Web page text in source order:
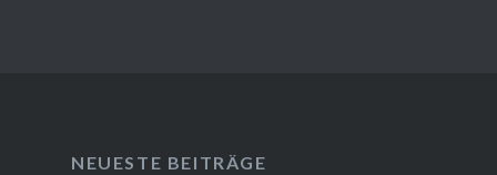
NEUESTE BEITRÄGE